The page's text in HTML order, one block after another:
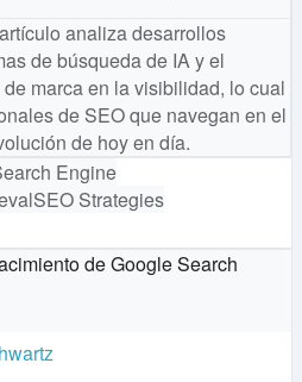
analiza desarrollos
de búsqueda de IA y el
marca en la visibilidad, lo cual
de SEO que navegan en el
de hoy en día.
Engine
SEO Strategies